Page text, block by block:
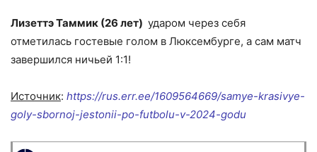
Лизеттэ Таммик (26 лет) ударом через себя
отметилась гостевые голом в Люксембурге, а сам матч
завершился ничьей 1:1!
Источник: https://rus.err.ee/1609564669/samye-krasivye-
goly-sbornoj-jestonii-po-futbolu-v-2024-godu